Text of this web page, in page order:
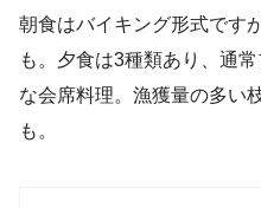
朝食はバイキング形式です
も。夕食は3種類あり、通
な会席料理。漁獲量の多い
も。